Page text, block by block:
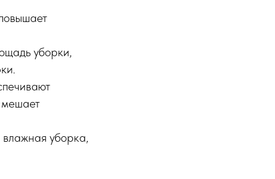
уборки,
мешает
уборка,